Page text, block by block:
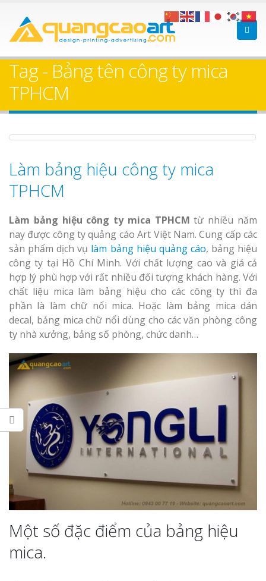
Tag - Bảng tên công ty mica
TPHCM
Làm bảng hiệu công ty mica
TPHCM
Làm bảng hiệu công ty mica TPHCM từ nhiều năm
nay được công ty quảng cáo Art Việt Nam. Cung cấp các
sản phẩm dịch vụ làm bảng hiệu quảng cáo, bảng hiệu
công ty tại Hồ Chí Minh. Với chất lượng cao và giá cả
hợp lý phù hợp với rất nhiều đối tượng khách hàng. Với
chất liệu mica làm bảng hiệu cho các công ty thì đa
phần là làm chữ nổi mica. Hoặc làm bảng mica dán
decal, bảng mica chữ nổi dùng cho các văn phòng công
ty nhà xưởng, bảng số phòng, chức danh…
Một số đặc điểm của bảng hiệu
mica.
Làm bảng hiệu gỗ tại
Bảng gỗ treo cửa
Làm bảng hiệu gỗ tại
Biên Hòa
Làm bảng hiệu gỗ tại
Nghệ An
Làm Biển
Thuận An
Thi công
cáo Thuận
Dương
cáo Vinh
Làm biển
Nghệ An giá